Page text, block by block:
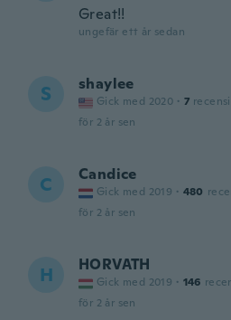
Great!!
ungefär ett år sedan
S shaylee
Gick med 2020 · 7
för 2 år sen
C Candice
Gick med 2019 · 480
för 2 år sen
H HORVATH
Gick med 2019 · 146
för 2 år sen